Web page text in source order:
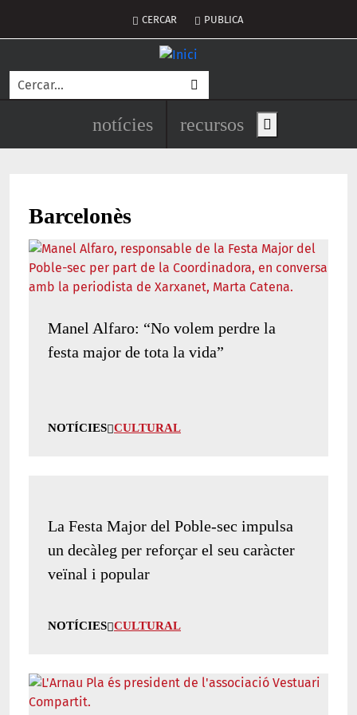
Menú del compte d'usuari
CERCAR PUBLICA
Cerca
Navegació principal de
notícies recursos Show main
Barcelonès
Manel Alfaro: “No volem perdre la
festa major de tota la vida”
NOTÍCIES CULTURAL
La Festa Major del Poble-sec impulsa
un decàleg per reforçar el seu caràcter
veïnal i popular
NOTÍCIES CULTURAL